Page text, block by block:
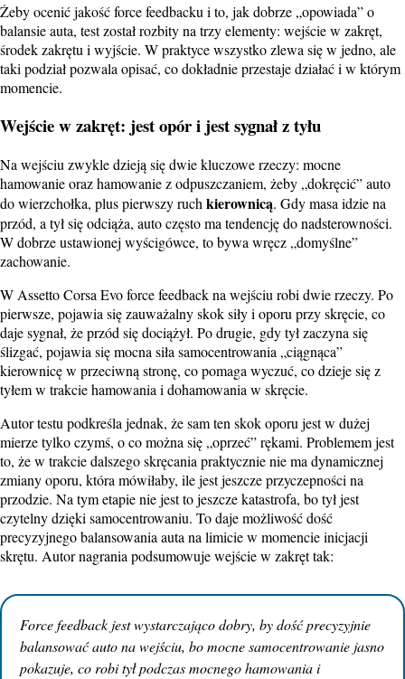
Żeby ocenić jakość force feedbacku i to, jak dobrze „opowiada” o
balansie auta, test został rozbity na trzy elementy: wejście w zakręt,
środek zakrętu i wyjście. W praktyce wszystko zlewa się w jedno, ale
taki podział pozwala opisać, co dokładnie przestaje działać i w którym
momencie.
Wejście w zakręt: jest opór i jest sygnał z tyłu
Na wejściu zwykle dzieją się dwie kluczowe rzeczy: mocne
hamowanie oraz hamowanie z odpuszczaniem, żeby „dokręcić” auto
do wierzchołka, plus pierwszy ruch kierownicą. Gdy masa idzie na
przód, a tył się odciąża, auto często ma tendencję do nadsterowności.
W dobrze ustawionej wyścigówce, to bywa wręcz „domyślne”
zachowanie.
W Assetto Corsa Evo force feedback na wejściu robi dwie rzeczy. Po
pierwsze, pojawia się zauważalny skok siły i oporu przy skręcie, co
daje sygnał, że przód się dociążył. Po drugie, gdy tył zaczyna się
ślizgać, pojawia się mocna siła samocentrowania „ciągnąca”
kierownicę w przeciwną stronę, co pomaga wyczuć, co dzieje się z
tyłem w trakcie hamowania i dohamowania w skręcie.
Autor testu podkreśla jednak, że sam ten skok oporu jest w dużej
mierze tylko czymś, o co można się „oprzeć” rękami. Problemem jest
to, że w trakcie dalszego skręcania praktycznie nie ma dynamicznej
zmiany oporu, która mówiłaby, ile jest jeszcze przyczepności na
przodzie. Na tym etapie nie jest to jeszcze katastrofa, bo tył jest
czytelny dzięki samocentrowaniu. To daje możliwość dość
precyzyjnego balansowania auta na limicie w momencie inicjacji
skrętu. Autor nagrania podsumowuje wejście w zakręt tak:
Force feedback jest wystarczająco dobry, by dość precyzyjnie
balansować auto na wejściu, bo mocne samocentrowanie jasno
pokazuje, co robi tył podczas mocnego hamowania i